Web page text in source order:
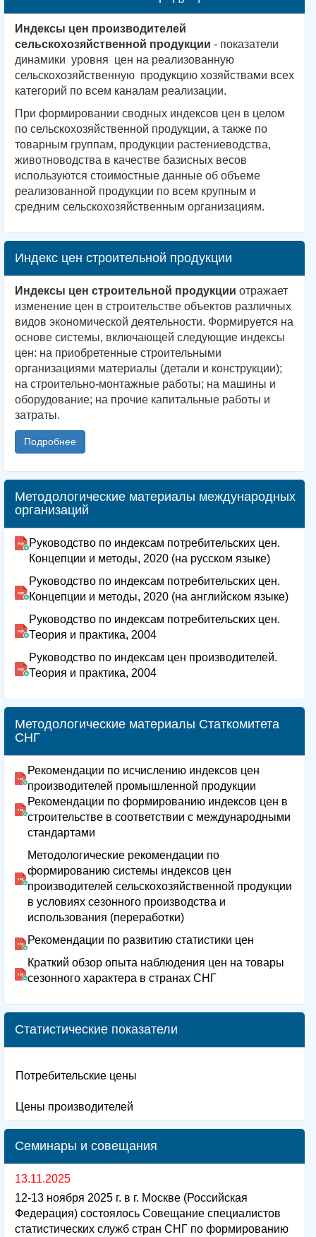
Индексы цен производителей
сельскохозяйственной продукции - показатели
динамики уровня цен на реализованную
сельскохозяйственную продукцию хозяйствами всех
категорий по всем каналам реализации.
При формировании сводных индексов цен в целом
по сельскохозяйственной продукции, а также по
товарным группам, продукции растениеводства,
животноводства в качестве базисных весов
используются стоимостные данные об объеме
реализованной продукции по всем крупным и
средним сельскохозяйственным организациям.
Индекс цен строительной продукции
Индексы цен строительной продукции отражает
изменение цен в строительстве объектов различных
видов экономической деятельности. Формируется на
основе системы, включающей следующие индексы
цен: на приобретенные строительными
организациями материалы (детали и конструкции);
на строительно-монтажные работы; на машины и
оборудование; на прочие капитальные работы и
затраты.
Подробнее
Методологические материалы международных
организаций
Руководство по индексам потребительских цен.
Концепции и методы, 2020 (на русском языке)
Руководство по индексам потребительских цен.
Концепции и методы, 2020 (на английском языке)
Руководство по индексам потребительских цен.
Теория и практика, 2004
Руководство по индексам цен производителей.
Теория и практика, 2004
Методологические материалы Статкомитета
СНГ
Рекомендации по исчислению индексов цен
производителей промышленной продукции
Рекомендации по формированию индексов цен в
строительстве в соответствии с международными
стандартами
Методологические рекомендации по
формированию системы индексов цен
производителей сельскохозяйственной продукции
в условиях сезонного производства и
использования (переработки)
Рекомендации по развитию статистики цен
Краткий обзор опыта наблюдения цен на товары
сезонного характера в странах СНГ
Статистические показатели
Потребительские цены
Цены производителей
Семинары и совещания
13.11.2025
12-13 ноября 2025 г. в г. Москве (Российская
Федерация) состоялось Совещание специалистов
статистических служб стран СНГ по формированию